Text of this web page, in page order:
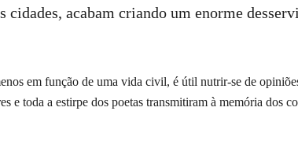
acabam criando um enorme
em função de uma vida civil, é útil nutrir-se de
e toda a estirpe dos poetas transmitiram à memória dos